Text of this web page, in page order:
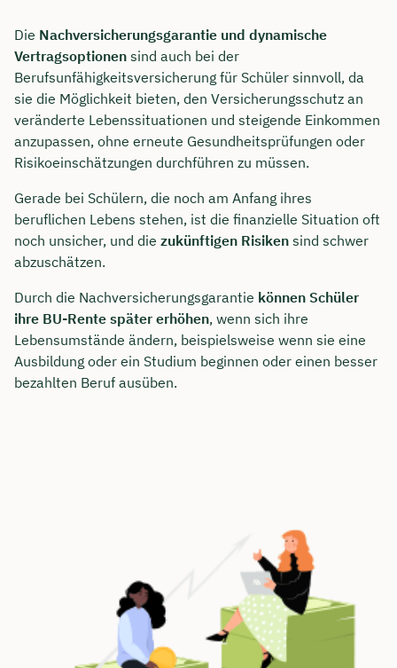
Die Nachversicherungsgarantie und dynamische
Vertragsoptionen sind auch bei der
Berufsunfähigkeitsversicherung für Schüler sinnvoll, da
sie die Möglichkeit bieten, den Versicherungsschutz an
veränderte Lebenssituationen und steigende Einkommen
anzupassen, ohne erneute Gesundheitsprüfungen oder
Risikoeinschätzungen durchführen zu müssen.
Gerade bei Schülern, die noch am Anfang ihres
beruflichen Lebens stehen, ist die finanzielle Situation oft
noch unsicher, und die zukünftigen Risiken sind schwer
abzuschätzen.
Durch die Nachversicherungsgarantie können Schüler
ihre BU-Rente später erhöhen, wenn sich ihre
Lebensumstände ändern, beispielsweise wenn sie eine
Ausbildung oder ein Studium beginnen oder einen besser
bezahlten Beruf ausüben.